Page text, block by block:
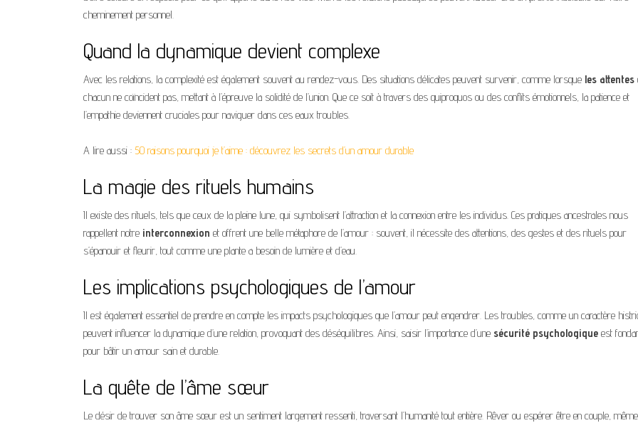
cheminement personnel.
Quand la dynamique devient complexe
Avec les relations, la complexité est également souvent au rendez-vous. Des situations délicates peuvent survenir, comme lorsque les attentes
chacun ne coïncident pas, mettant à l’épreuve la solidité de l’union. Que ce soit à travers des quiproquos ou des conflits émotionnels, la patience et
l’empathie deviennent cruciales pour naviguer dans ces eaux troubles.
A lire aussi : 50 raisons pourquoi je t’aime : découvrez les secrets d’un amour durable
La magie des rituels humains
Il existe des rituels, tels que ceux de la pleine lune, qui symbolisent l’attraction et la connexion entre les individus. Ces pratiques ancestrales nous
rappellent notre interconnexion et offrent une belle métaphore de l’amour : souvent, il nécessite des attentions, des gestes et des rituels pour
s’épanouir et fleurir, tout comme une plante a besoin de lumière et d’eau.
Les implications psychologiques de l’amour
Il est également essentiel de prendre en compte les impacts psychologiques que l’amour peut engendrer. Les troubles, comme un caractère
peuvent influencer la dynamique d’une relation, provoquant des déséquilibres. Ainsi, saisir l’importance d’une sécurité psychologique est
pour bâtir un amour sain et durable.
La quête de l’âme sœur
Le désir de trouver son âme sœur est un sentiment largement ressenti, traversant l’humanité tout entière. Rêver ou espérer être en couple, même